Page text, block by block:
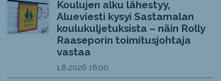
Koulujen alku lähestyy,
Alueviesti kysyi Sastamalan
koulukuljetuksista – näin Rolly
Raaseporin toimitusjohtaja
vastaa
1.8.2026 16:00